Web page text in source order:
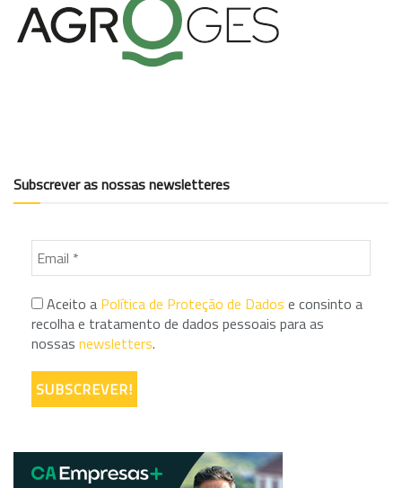
Subscrever as nossas newsletteres
Aceito a Política de Proteção de Dados e consinto a
recolha e tratamento de dados pessoais para as
nossas newsletters.